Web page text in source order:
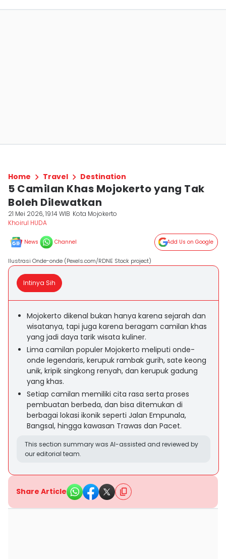
Home Travel Destination
5 Camilan Khas Mojokerto yang Tak
Boleh Dilewatkan
21 Mei 2026, 19:14 WIB Kota Mojokerto
Khoirul HUDA
News Channel Add Us on Google
Ilustrasi Onde-onde (Pexels.com/RDNE Stock project)
Intinya Sih
Mojokerto dikenal bukan hanya karena sejarah dan
wisatanya, tapi juga karena beragam camilan khas
yang jadi daya tarik wisata kuliner.
Lima camilan populer Mojokerto meliputi onde-
onde legendaris, kerupuk rambak gurih, sate keong
unik, kripik singkong renyah, dan kerupuk gadung
yang khas.
Setiap camilan memiliki cita rasa serta proses
pembuatan berbeda, dan bisa ditemukan di
berbagai lokasi ikonik seperti Jalan Empunala,
Bangsal, hingga kawasan Trawas dan Pacet.
This section summary was AI-assisted and reviewed by
our editorial team.
Share Article